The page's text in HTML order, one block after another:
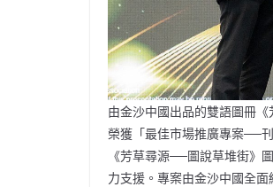
由金沙中國出品的雙語圖冊
榮獲「最佳市場推廣專案──
《芳草尋源──圖說草堆街》
力支援。專案由金沙中國全